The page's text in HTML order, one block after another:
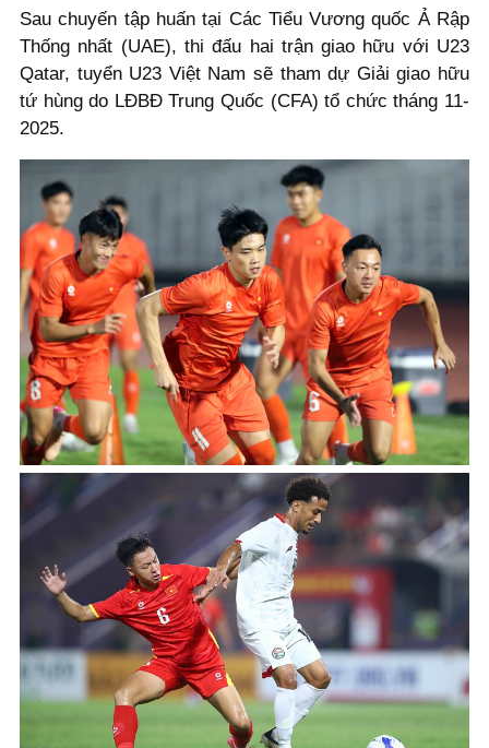
Sau chuyến tập huấn tại Các Tiểu Vương quốc Ả Rập
Thống nhất (UAE), thi đấu hai trận giao hữu với U23
Qatar, tuyển U23 Việt Nam sẽ tham dự Giải giao hữu
tứ hùng do LĐBĐ Trung Quốc (CFA) tổ chức tháng 11-
2025.